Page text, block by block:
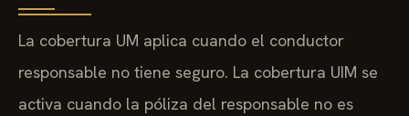
La cobertura UM aplica cuando el conductor
responsable no tiene seguro. La cobertura UIM se
activa cuando la póliza del responsable no es